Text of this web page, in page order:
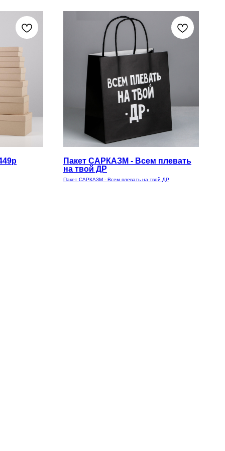
Пакет САРКАЗМ - Всем плевать
на твой ДР
Пакет САРКАЗМ - Всем плевать на твой ДР